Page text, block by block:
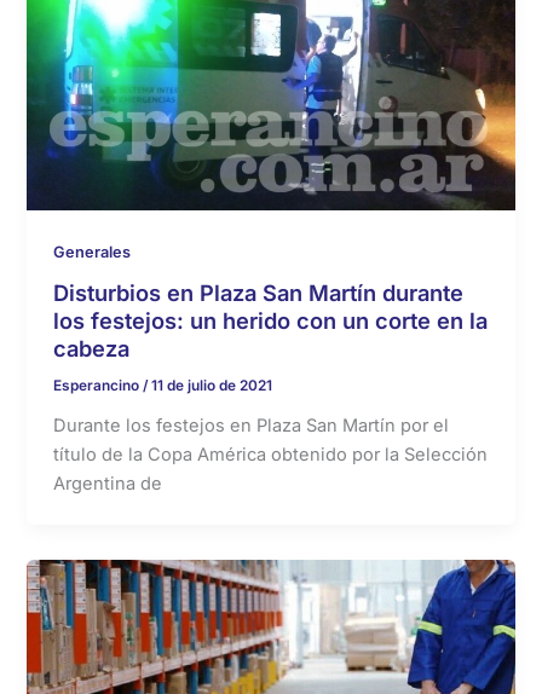
Generales
Disturbios en Plaza San Martín durante
los festejos: un herido con un corte en la
cabeza
Esperancino/11 de julio de 2021
Durante los festejos en Plaza San Martín por el
título de la Copa América obtenido por la Selección
Argentina de